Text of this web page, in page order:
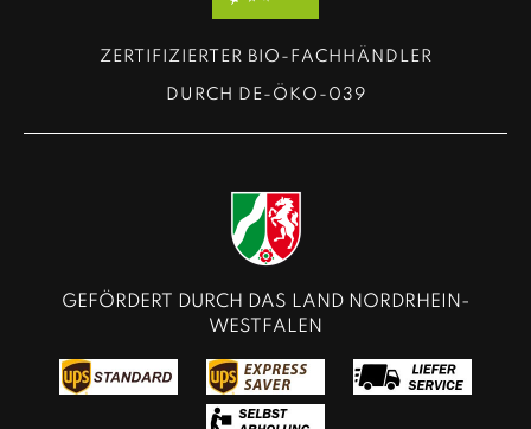
ZERTIFIZIERTER BIO-FACHHÄNDLER
DURCH DE-ÖKO-039
GEFÖRDERT DURCH DAS LAND NORDRHEIN-
WESTFALEN